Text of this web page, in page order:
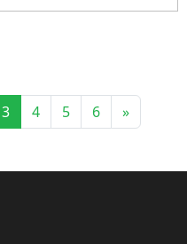
3 4 5 6 »